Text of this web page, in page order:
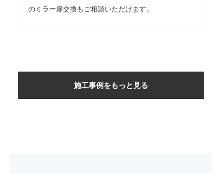
のミラー扉交換もご相談いただけます。
施工事例をもっと見る